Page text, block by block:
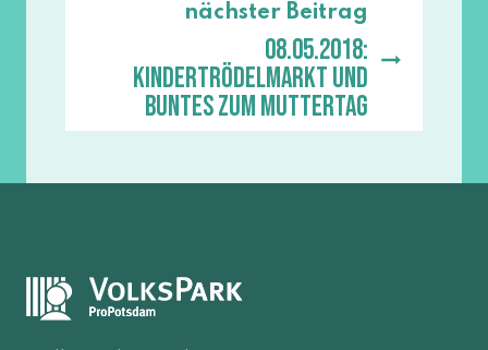
nächster Beitrag
08.05.2018:
Kindertrödelmarkt und
Buntes zum Muttertag